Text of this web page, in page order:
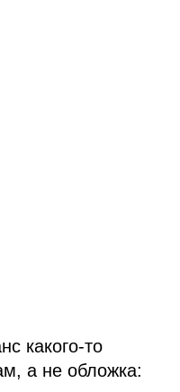
какого‑то
а не обложка: